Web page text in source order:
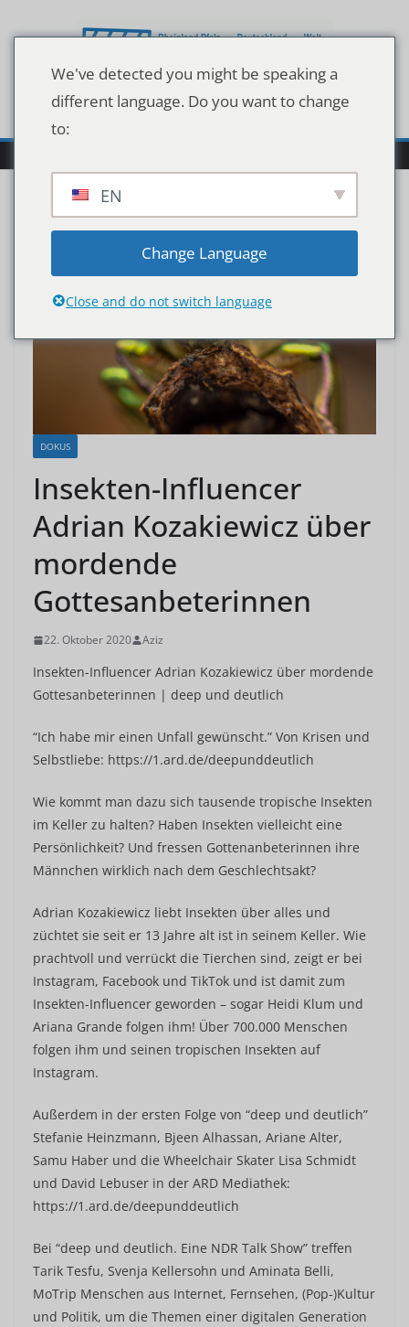
Inhalt
DOKUS
Insekten-Influencer
Adrian Kozakiewicz über
mordende
Gottesanbeterinnen
22. Oktober 2020 Aziz
Insekten-Influencer Adrian Kozakiewicz über mordende
Gottesanbeterinnen | deep und deutlich
“Ich habe mir einen Unfall gewünscht.” Von Krisen und
Selbstliebe: https://1.ard.de/deepunddeutlich
Wie kommt man dazu sich tausende tropische Insekten
im Keller zu halten? Haben Insekten vielleicht eine
Persönlichkeit? Und fressen Gottenanbeterinnen ihre
Männchen wirklich nach dem Geschlechtsakt?
Adrian Kozakiewicz liebt Insekten über alles und
züchtet sie seit er 13 Jahre alt ist in seinem Keller. Wie
prachtvoll und verrückt die Tierchen sind, zeigt er bei
Instagram, Facebook und TikTok und ist damit zum
Insekten-Influencer geworden – sogar Heidi Klum und
Ariana Grande folgen ihm! Über 700.000 Menschen
folgen ihm und seinen tropischen Insekten auf
Instagram.
Außerdem in der ersten Folge von “deep und deutlich”
Stefanie Heinzmann, Bjeen Alhassan, Ariane Alter,
Samu Haber und die Wheelchair Skater Lisa Schmidt
und David Lebuser in der ARD Mediathek:
https://1.ard.de/deepunddeutlich
Bei “deep und deutlich. Eine NDR Talk Show” treffen
Tarik Tesfu, Svenja Kellersohn und Aminata Belli,
MoTrip Menschen aus Internet, Fernsehen, (Pop-)Kultur
und Politik, um die Themen einer digitalen Generation
We've detected you might be speaking a
different language. Do you want to change
to:
EN
Change Language
Close and do not switch language